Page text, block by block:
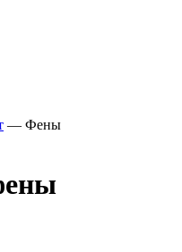
— Фены